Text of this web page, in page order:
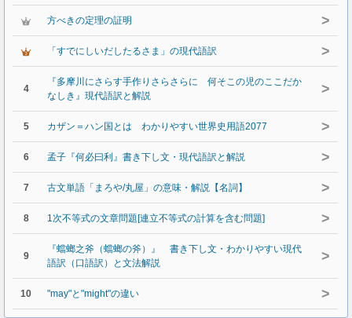
方べきの定理の証明 >
「すでにしいだしたるさま」の現代語訳 >
4
『多摩川にさらす手作りさらさらに 何そこの児のここだか
なしき』現代語訳と解説
>
5 カザン＝ハン国とは わかりやすい世界史用語2077 >
6 孟子『何必曰利』書き下し文・現代語訳と解説 >
7 古文単語「まろや/丸屋」の意味・解説【名詞】 >
8 1次不等式の文章問題[連立不等式の計算を含む問題] >
9
『蟷螂之斧（蟷螂の斧）』 書き下し文・わかりやすい現代
語訳（口語訳）と文法解説
>
10 "may"と"might"の違い >